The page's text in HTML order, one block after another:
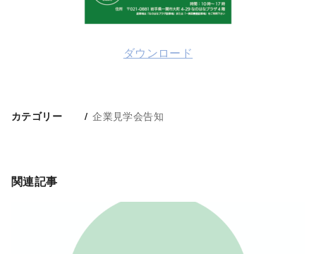
ダウンロード
カテゴリー 企業見学会告知
関連記事